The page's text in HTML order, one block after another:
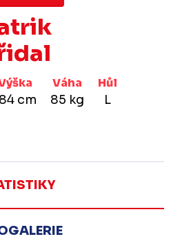
cm
Váha
85 kg
Hůl
L